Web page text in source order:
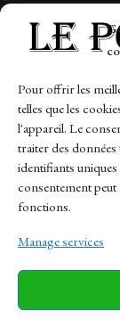
Pour offrir les
telles que les
l'appareil. Le
traiter des
identifiants
consentement
fonctions.
Manage services
Links
Contact
Sitemap
News
Business